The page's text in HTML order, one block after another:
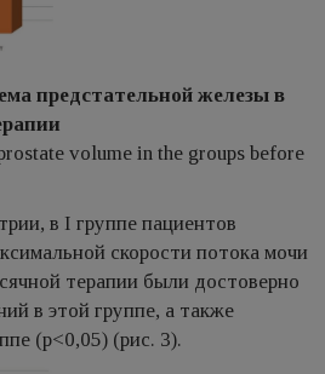
предстательной железы в
volume in the groups before
в I группе пациентов
скорости потока мочи
терапии были достоверно
в этой группе, а также
(p<0,05) (рис. 3).